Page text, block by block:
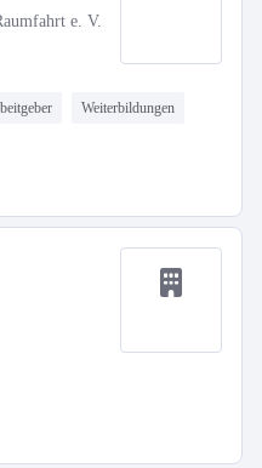
e. V.
Weiterbildungen